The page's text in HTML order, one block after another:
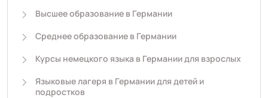
Высшее образование в Германии
Среднее образование в Германии
Курсы немецкого языка в Германии для взрослых
Языковые лагеря в Германии для детей и
подростков